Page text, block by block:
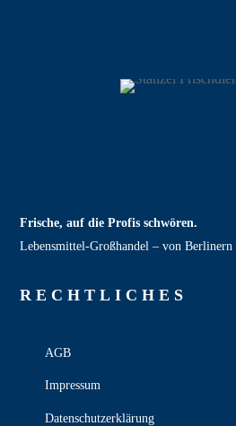
Frische, auf die Profis schwören.
Lebensmittel‑Großhandel – von
RECHT­LICHES
AGB
Impressum
Datenschutzerklärung